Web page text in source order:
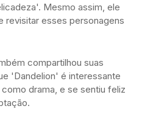
Mesmo assim, ele
revisitar esses personagens
compartilhou suas
'Dandelion' é interessante
drama, e se sentiu feliz